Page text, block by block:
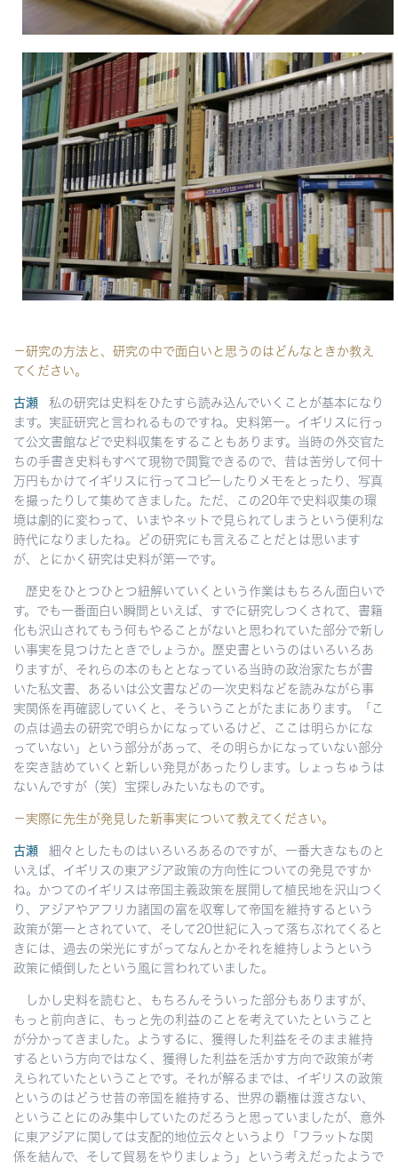
－研究の方法と、研究の中で面白いと思うのはどんなときか教え
てください。
古瀬
私の研究は史料をひたすら読み込んでいくことが基本になり
ます。実証研究と言われるものですね。史料第一。イギリスに行っ
て公文書館などで史料収集をすることもあります。当時の外交官た
ちの手書き史料もすべて現物で閲覧できるので、昔は苦労して何十
万円もかけてイギリスに行ってコピーしたりメモをとったり、写真
を撮ったりして集めてきました。ただ、この20年で史料収集の環
境は劇的に変わって、いまやネットで見られてしまうという便利な
時代になりましたね。どの研究にも言えることだとは思います
が、とにかく研究は史料が第一です。
歴史をひとつひとつ紐解いていくという作業はもちろん面白いで
す。でも一番面白い瞬間といえば、すでに研究しつくされて、書籍
化も沢山されてもう何もやることがないと思われていた部分で新し
い事実を見つけたときでしょうか。歴史書というのはいろいろあ
りますが、それらの本のもととなっている当時の政治家たちが書
いた私文書、あるいは公文書などの一次史料などを読みながら事
実関係を再確認していくと、そういうことがたまにあります。「こ
の点は過去の研究で明らかになっているけど、ここは明らかにな
っていない」という部分があって、その明らかになっていない部分
を突き詰めていくと新しい発見があったりします。しょっちゅうは
ないんですが（笑）宝探しみたいなものです。
－実際に先生が発見した新事実について教えてください。
古瀬
細々としたものはいろいろあるのですが、一番大きなものと
いえば、イギリスの東アジア政策の方向性についての発見ですか
ね。かつてのイギリスは帝国主義政策を展開して植民地を沢山つく
り、アジアやアフリカ諸国の富を収奪して帝国を維持するという
政策が第一とされていて、そして20世紀に入って落ちぶれてくると
きには、過去の栄光にすがってなんとかそれを維持しようという
政策に傾倒したという風に言われていました。
しかし史料を読むと、もちろんそういった部分もありますが、
もっと前向きに、もっと先の利益のことを考えていたということ
が分かってきました。ようするに、獲得した利益をそのまま維持
するという方向ではなく、獲得した利益を活かす方向で政策が考
えられていたということです。それが解るまでは、イギリスの政策
というのはどうせ昔の帝国を維持する、世界の覇権は渡さない、
ということにのみ集中していたのだろうと思っていましたが、意外
に東アジアに関しては支配的地位云々というより「フラットな関
係を結んで、そして貿易をやりましょう」という考えだったようで